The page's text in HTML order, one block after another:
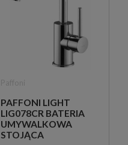
PAFFONI LIGHT
LIG078CR BATERIA
UMYWALKOWA
STOJĄCA